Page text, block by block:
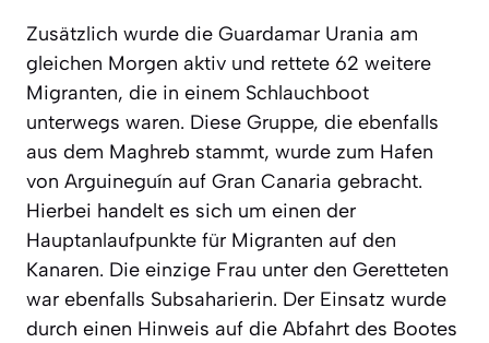
Zusätzlich wurde die Guardamar Urania am
gleichen Morgen aktiv und rettete 62 weitere
Migranten, die in einem Schlauchboot
unterwegs waren. Diese Gruppe, die ebenfalls
aus dem Maghreb stammt, wurde zum Hafen
von Arguineguín auf Gran Canaria gebracht.
Hierbei handelt es sich um einen der
Hauptanlaufpunkte für Migranten auf den
Kanaren. Die einzige Frau unter den Geretteten
war ebenfalls Subsaharierin. Der Einsatz wurde
durch einen Hinweis auf die Abfahrt des Bootes